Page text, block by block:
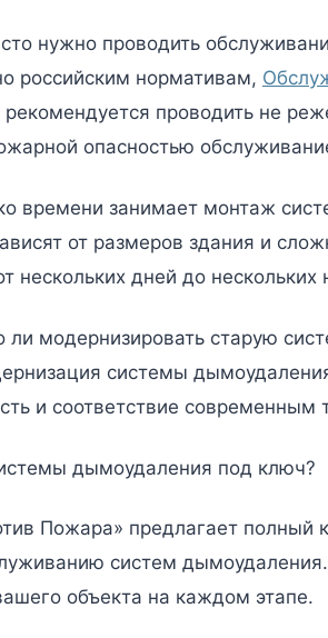
нужно проводить
российским нормативам,
рекомендуется проводить не
опасностью
времени занимает монтаж
от размеров здания и
нескольких дней до нескольких
модернизировать старую
системы
и соответствие современным
дымоудаления под ключ?
Пожара» предлагает полный
систем
объекта на каждом этапе.